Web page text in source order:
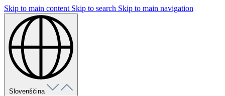
Skip to main content Skip to search Skip to main navigation
Slovenščina